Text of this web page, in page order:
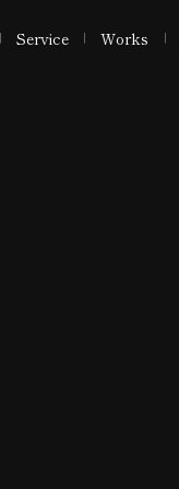
Service Works